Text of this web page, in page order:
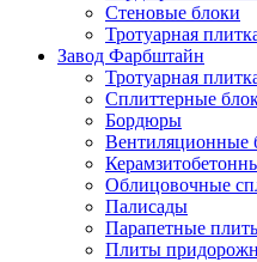
Стеновые блоки
Тротуарная
Завод Фарбштайн
Тротуарная
Cплиттерные
Бордюры
Вентиляционные
Облицовочные
Палисады
Парапетные
Плиты